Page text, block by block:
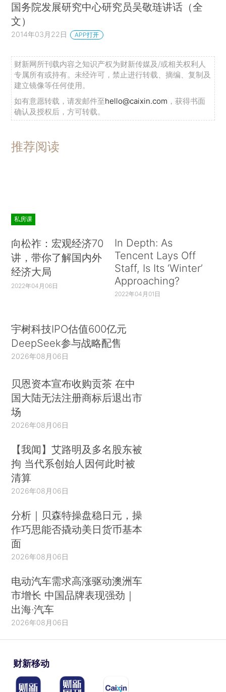
国务院发展研究中心研究员吴敬琏讲话（全
文）
2014年03月22日 APP打开
财新网所刊载内容之知识产权为财新传媒及/或相关权利人
专属所有或持有。未经许可，禁止进行转载、摘编、复制及
建立镜像等任何使用。
如有意愿转载，请发邮件至hello@caixin.com ，获得书面
确认及授权后，方可转载。
推荐阅读
私房课
向松祚：宏观经济70
讲，带你了解国内外
经济大局
2022年04月06日
In Depth: As
Tencent Lays Off
Staff, Is Its ‘Winter’
Approaching?
2022年04月01日
宇树科技IPO估值600亿元
DeepSeek参与战略配售
2026年08月06日
贝恩资本宣布收购贡茶 在中
国大陆无法注册商标后退出市
场
2026年08月06日
【我闻】艾路明及多名股东被
拘 当代系创始人因何此时被
清算
2026年08月06日
分析｜贝森特操盘稳日元，操
作巧思能否撬动美日货币基本
面
2026年08月06日
电动汽车需求高涨驱动澳洲车
市增长 中国品牌表现强劲｜
出海·汽车
2026年08月06日
财新移动